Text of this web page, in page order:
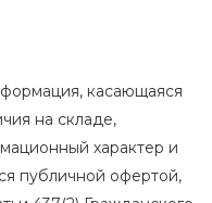
касающаяся
на складе,
характер и
публичной офертой,